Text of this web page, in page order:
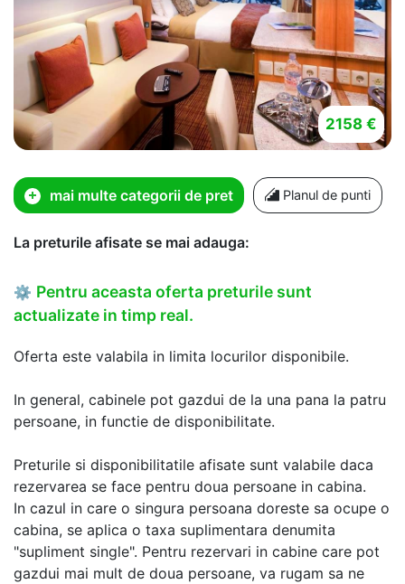
2158 €
mai multe categorii de pret Planul de punti
La preturile afisate se mai adauga:
⚙ Pentru aceasta oferta preturile sunt
actualizate in timp real.
Oferta este valabila in limita locurilor disponibile.
In general, cabinele pot gazdui de la una pana la patru
persoane, in functie de disponibilitate.
Preturile si disponibilitatile afisate sunt valabile daca
rezervarea se face pentru doua persoane in cabina.
In cazul in care o singura persoana doreste sa ocupe o
cabina, se aplica o taxa suplimentara denumita
"supliment single". Pentru rezervari in cabine care pot
gazdui mai mult de doua persoane, va rugam sa ne